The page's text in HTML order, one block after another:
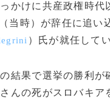
かけに共産政権時代
当時）が辞任に追い
）氏が就任してい
結果で選挙の勝利が
んの死がスロバキ